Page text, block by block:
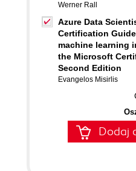
Werner Rall
Azure Data
Certification
machine learning
the Microsoft
Second Edition
Evangelos Misirlis
Dodaj